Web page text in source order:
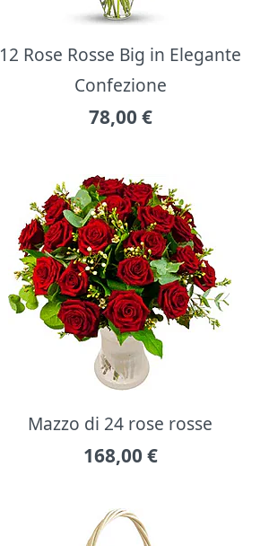
12 Rose Rosse Big in Elegante
Confezione
78,00 €
Mazzo di 24 rose rosse
168,00 €